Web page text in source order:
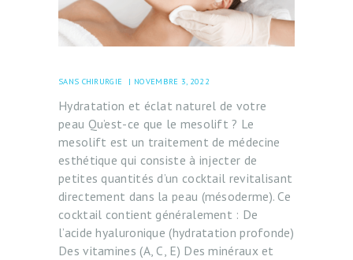
SANS CHIRURGIE NOVEMBRE 3, 2022
Hydratation et éclat naturel de votre
peau Qu’est-ce que le mesolift ? Le
mesolift est un traitement de médecine
esthétique qui consiste à injecter de
petites quantités d’un cocktail revitalisant
directement dans la peau (mésoderme). Ce
cocktail contient généralement : De
l’acide hyaluronique (hydratation profonde)
Des vitamines (A, C, E) Des minéraux et